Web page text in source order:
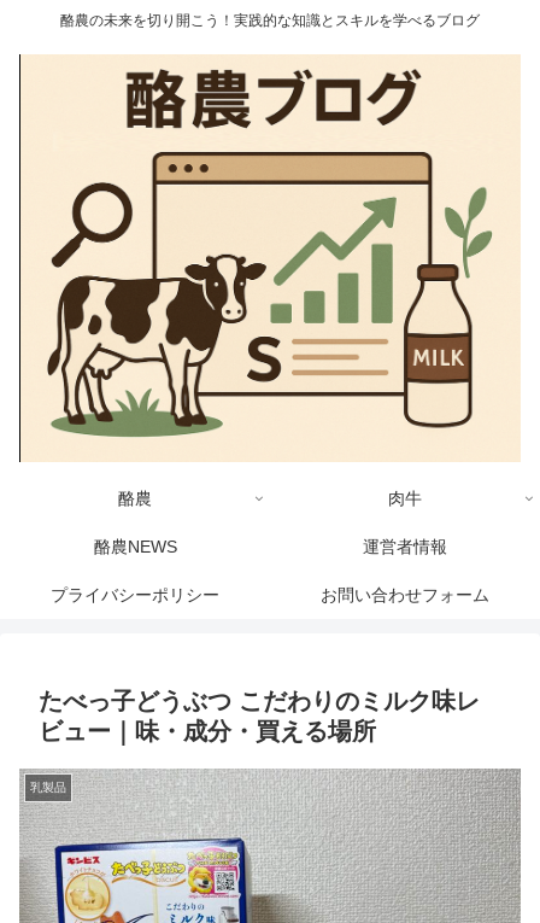
酪農の未来を切り開こう！実践的な知識とスキルを学べるブログ
酪農 肉牛
酪農NEWS 運営者情報
プライバシーポリシー お問い合わせフォーム
たべっ子どうぶつ こだわりのミルク味レ
ビュー｜味・成分・買える場所
乳製品